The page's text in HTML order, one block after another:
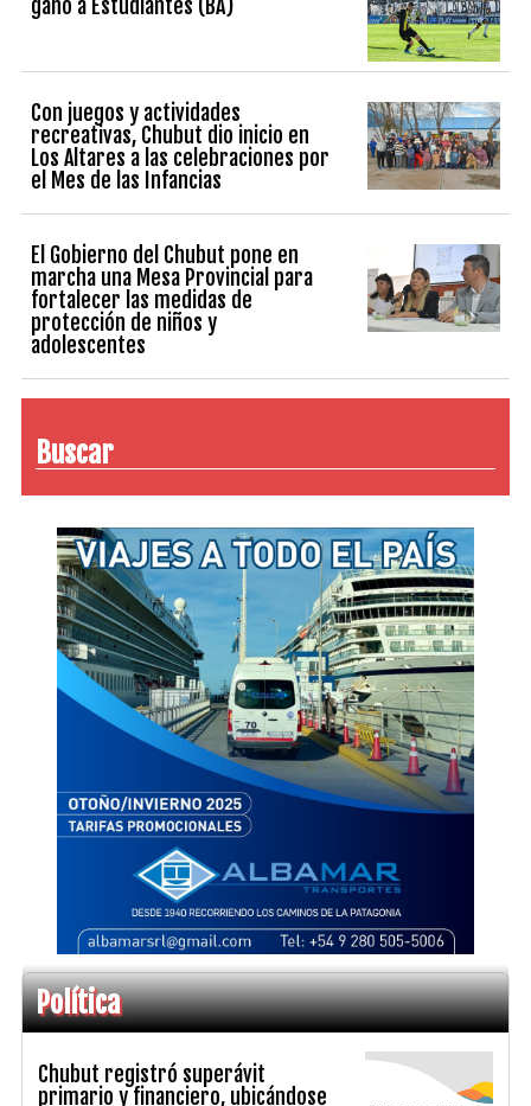
ganó a Estudiantes (BA)
Con juegos y actividades
recreativas, Chubut dio inicio en
Los Altares a las celebraciones por
el Mes de las Infancias
El Gobierno del Chubut pone en
marcha una Mesa Provincial para
fortalecer las medidas de
protección de niños y
adolescentes
Buscar
Política
Chubut registró superávit
primario y financiero, ubicándose